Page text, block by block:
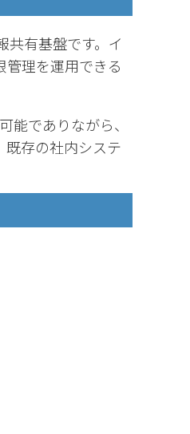
共有基盤です。イ
理を運用できる
でありながら、
存の社内システ